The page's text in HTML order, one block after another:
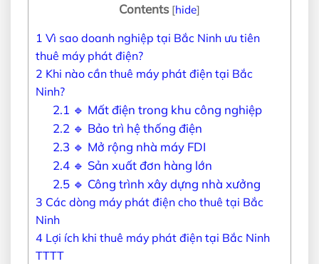
Contents [hide]
1 Vì sao doanh nghiệp tại Bắc Ninh ưu tiên
thuê máy phát điện?
2 Khi nào cần thuê máy phát điện tại Bắc
Ninh?
2.1 🔹 Mất điện trong khu công nghiệp
2.2 🔹 Bảo trì hệ thống điện
2.3 🔹 Mở rộng nhà máy FDI
2.4🔹 Sản xuất đơn hàng lớn
2.5🔹 Công trình xây dựng nhà xưởng
3 Các dòng máy phát điện cho thuê tại Bắc
Ninh
4 Lợi ích khi thuê máy phát điện tại Bắc Ninh
TTTT